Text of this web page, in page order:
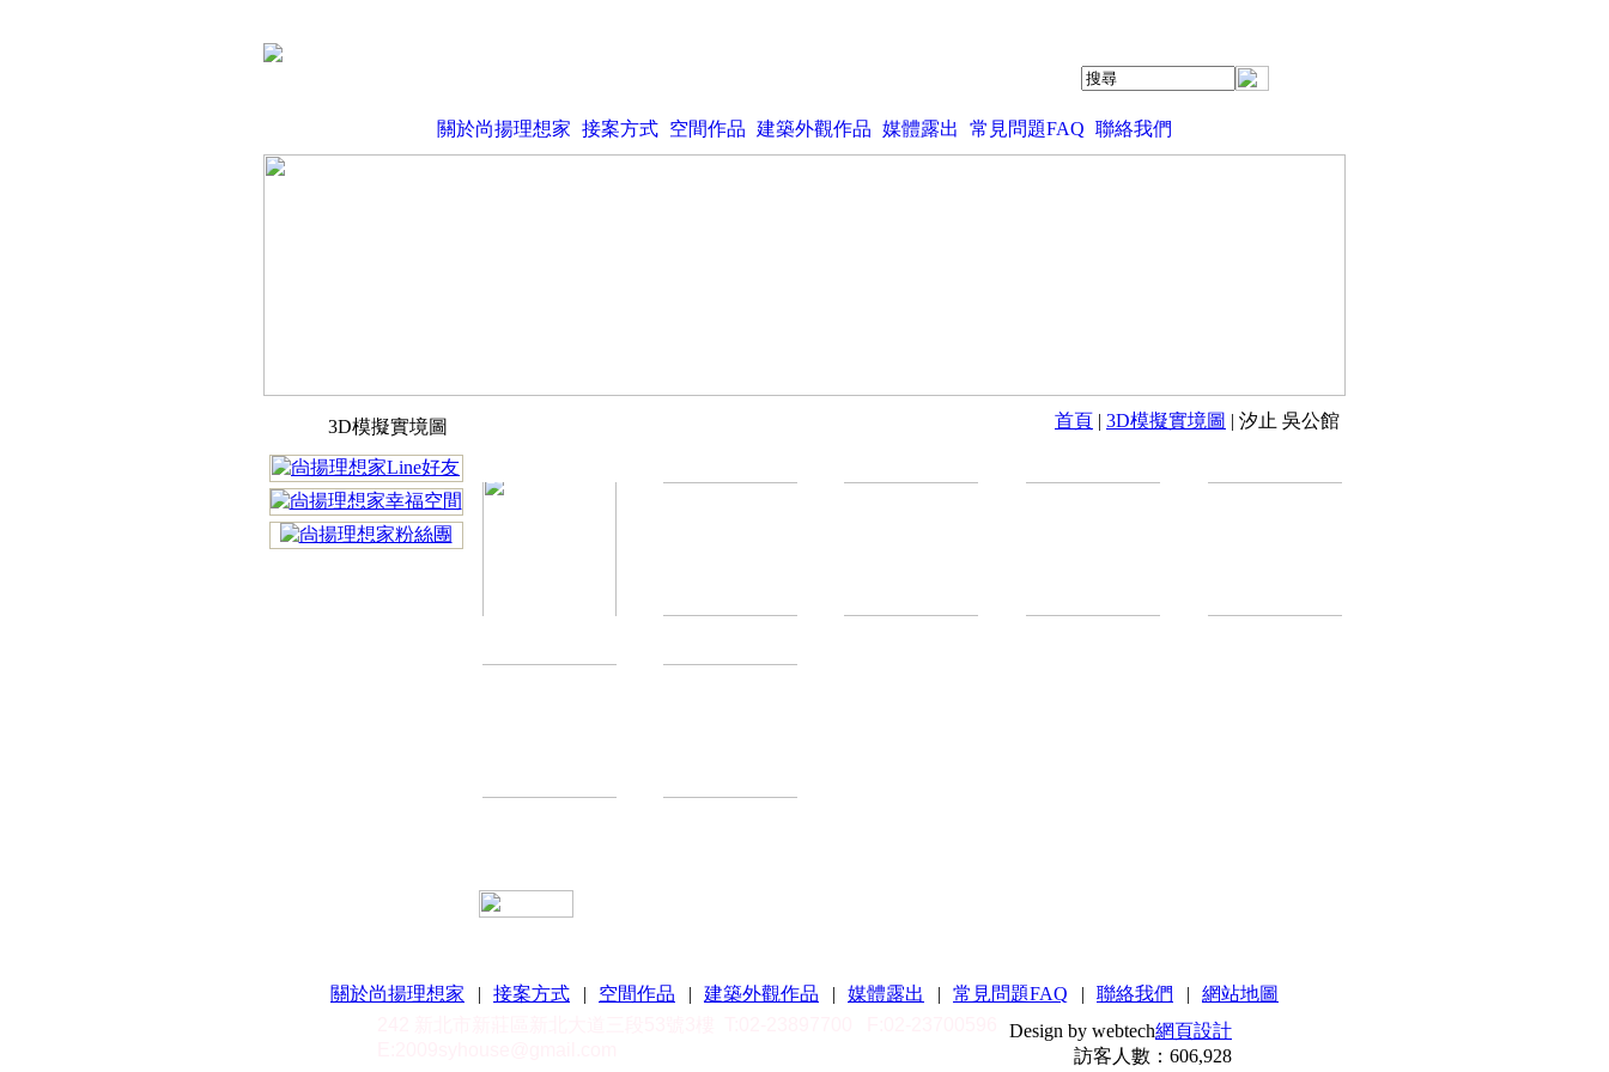
關於尚揚理想家 接案方式 空間作品 建築外觀作品 媒體露出 常見問題FAQ 聯絡我們
3D模擬實境圖 首頁 | 3D模擬實境圖 | 汐止 吳公館
關於尚揚理想家 | 接案方式 | 空間作品 | 建築外觀作品 | 媒體露出 | 常見問題FAQ | 聯絡我們 |
網站地圖
Design by webtech網頁設計
訪客人數：606,928